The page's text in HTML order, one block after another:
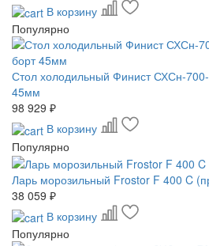
В корзину
Популярно
Стол холодильный Финист СХСн-
45мм
98 929 ₽
В корзину
Популярно
Ларь морозильный Frostor F 400 C
38 059 ₽
В корзину
Популярно